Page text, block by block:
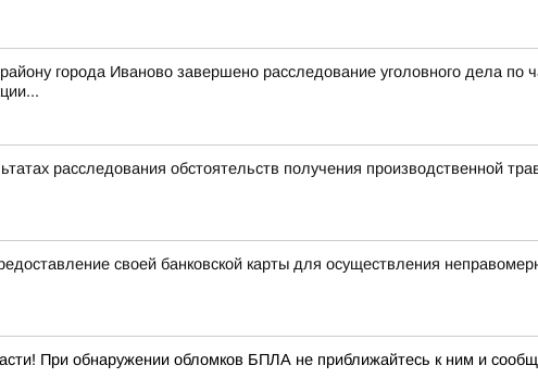
города Иваново завершено расследование уголовного дела по
расследования обстоятельств получения производственной
своей банковской карты для осуществления
При обнаружении обломков БПЛА не приближайтесь к ним и